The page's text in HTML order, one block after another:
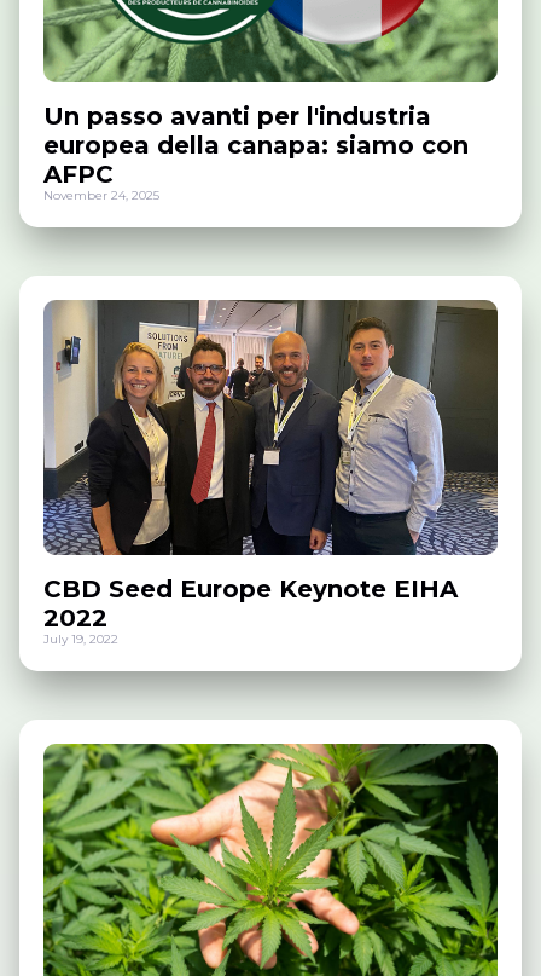
Un passo avanti per l'industria
europea della canapa: siamo con
AFPC
November 24, 2025
CBD Seed Europe Keynote EIHA
2022
July 19, 2022